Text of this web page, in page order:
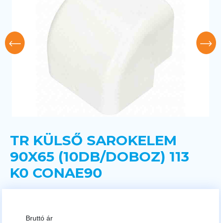
TR KÜLSŐ SAROKELEM
90X65 (10DB/DOBOZ) 113
K0 CONAE90
Bruttó ár